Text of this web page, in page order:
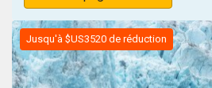
Jusqu'à $US3520 de réduction